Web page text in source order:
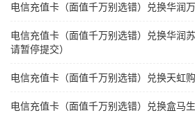
电信充值卡（面值千万别选错）兑换华润
电信充值卡（面值千万别选错）兑换华润
请暂停提交）
电信充值卡（面值千万别选错）兑换天虹
电信充值卡（面值千万别选错）兑换盒马